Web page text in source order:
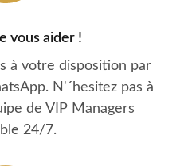
vous aider !
à votre disposition par
N'´hesitez pas à
de VIP Managers
24/7.